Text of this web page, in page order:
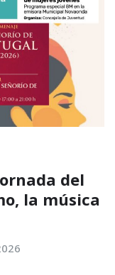
del
la música